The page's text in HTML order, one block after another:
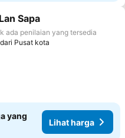
ke favorit
Sapa
ada penilaian yang tersedia
Pusat kota
yang
Lihat harga